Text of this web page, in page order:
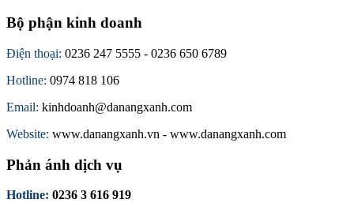
Bộ phận kinh doanh
Điện thoại: 0236 247 5555 - 0236 650 6789
Hotline: 0974 818 106
Email: kinhdoanh@danangxanh.com
Website: www.danangxanh.vn - www.danangxanh.com
Phản ánh dịch vụ
Hotline: 0236 3 616 919